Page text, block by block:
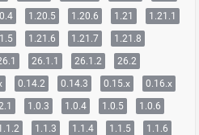
1.20.5 1.20.6 1.21
1.21.1
1.21.6 1.21.7
1.21.8
26.1.1 26.1.2 26.2
0.14.2 0.14.3 0.15.x
0.16.x
1.0.3 1.0.4 1.0.5
1.0.6
1.1.3 1.1.4 1.1.5
1.1.6